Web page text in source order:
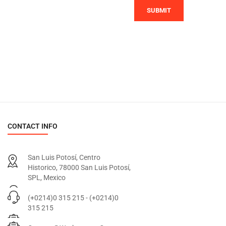
SUBMIT
CONTACT INFO
San Luis Potosí, Centro
Historico, 78000 San Luis Potosí,
SPL, Mexico
(+0214)0 315 215 - (+0214)0
315 215